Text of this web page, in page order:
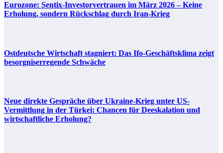
Eurozone: Sentix-Investorvertrauen im März 2026 – Keine
Erholung, sondern Rückschlag durch Iran-Krieg
Ostdeutsche Wirtschaft stagniert: Das Ifo-Geschäftsklima zeigt
besorgniserregende Schwäche
Neue direkte Gespräche über Ukraine-Krieg unter US-
Vermittlung in der Türkei: Chancen für Deeskalation und
wirtschaftliche Erholung?